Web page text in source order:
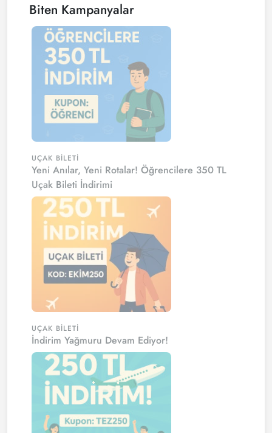
Biten Kampanyalar
UÇAK BILETI
Yeni Anılar, Yeni Rotalar! Öğrencilere 350 TL
Uçak Bileti İndirimi
UÇAK BILETI
İndirim Yağmuru Devam Ediyor!